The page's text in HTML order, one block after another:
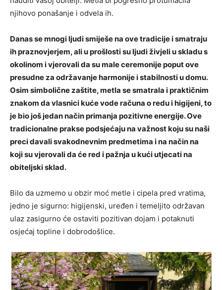
njihovo ponašanje i odvela ih.
Danas se mnogi ljudi smiješe na ove tradicije i smatraju
ih praznovjerjem, ali u prošlosti su ljudi živjeli u skladu s
okolinom i vjerovali da su male ceremonije poput ove
presudne za održavanje harmonije i stabilnosti u domu.
Osim simbolične zaštite, metla se smatrala i praktičnim
znakom da vlasnici kuće vode računa o redu i higijeni, to
je bio još jedan način primanja pozitivne energije. Ove
tradicionalne prakse podsjećaju na važnost koju su naši
preci davali svakodnevnim predmetima i na način na
koji su vjerovali da će red i pažnja u kući utjecati na
obiteljski sklad.
Bilo da uzmemo u obzir moć metle i cipela pred vratima,
jedno je sigurno: higijenski, uređen i temeljito održavan
ulaz zasigurno će ostaviti pozitivan dojam i potaknuti
osjećaj topline i dobrodošlice.